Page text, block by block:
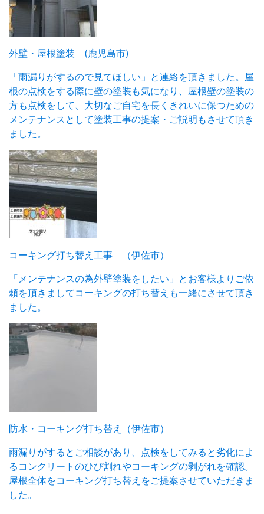
外壁・屋根塗装 (鹿児島市)
「雨漏りがするので見てほしい」と連絡を頂きました。屋
根の点検をする際に壁の塗装も気になり、屋根壁の塗装の
方も点検をして、大切なご自宅を長くきれいに保つための
メンテナンスとして塗装工事の提案・ご説明もさせて頂き
ました。
コーキング打ち替え工事 （伊佐市）
「メンテナンスの為外壁塗装をしたい」とお客様よりご依
頼を頂きましてコーキングの打ち替えも一緒にさせて頂き
ました。
防水・コーキング打ち替え（伊佐市）
雨漏りがするとご相談があり、点検をしてみると劣化によ
るコンクリートのひび割れやコーキングの剥がれを確認。
屋根全体をコーキング打ち替えをご提案させていただきま
した。